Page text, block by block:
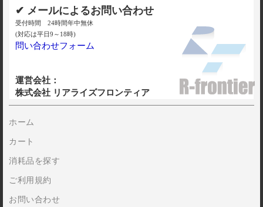
✔ メールによるお問い合わせ
受付時間 24時間年中無休
(対応は平日9～18時)
問い合わせフォーム
運営会社：
株式会社 リアライズフロンティア
ホーム
カート
消耗品を探す
ご利用規約
お問い合わせ